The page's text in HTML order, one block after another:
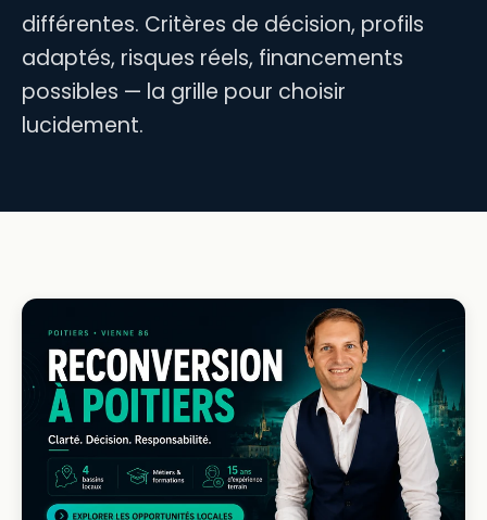
différentes. Critères de décision, profils
adaptés, risques réels, financements
possibles — la grille pour choisir
lucidement.